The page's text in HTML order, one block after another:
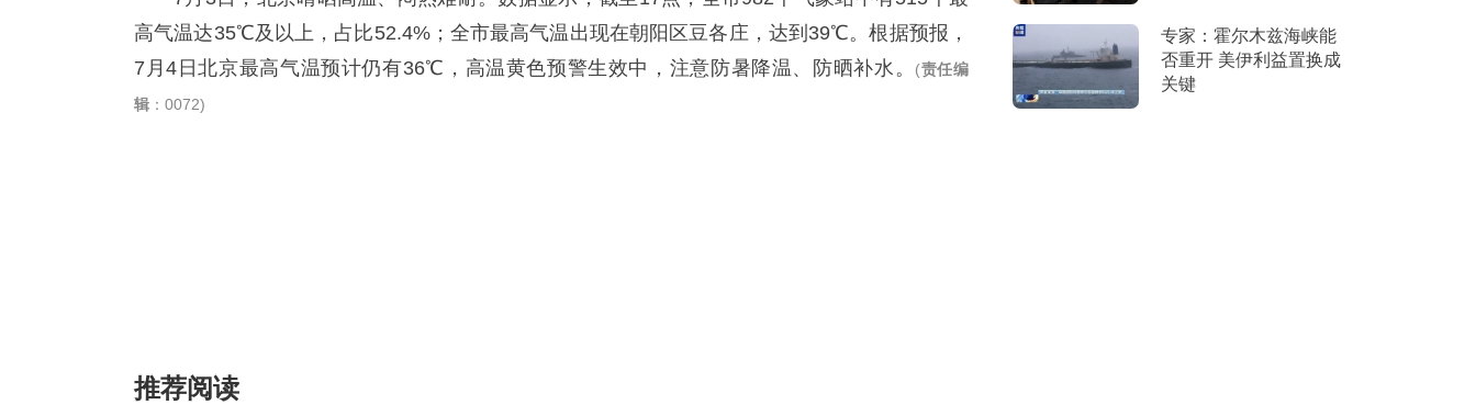
高气温达35℃及以上，占比52.4%；全市最高气温出现在朝阳区豆各庄，达到39℃。根据预报，
7月4日北京最高气温预计仍有36℃，高温黄色预警生效中，注意防暑降温、防晒补水。
(责任编
辑 ：0072)
推荐阅读
专家：霍尔木兹海峡能
否重开 美伊利益置换成
关键